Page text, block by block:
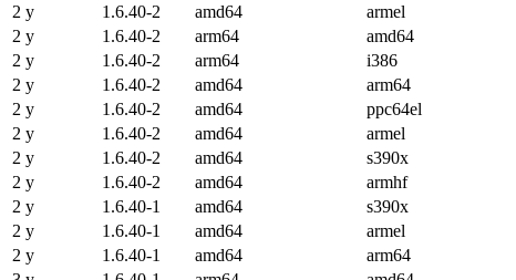
2 y
1.6.40-2 amd64 armel
2 y
1.6.40-2 arm64 amd64
2 y
1.6.40-2 arm64 i386
2 y
1.6.40-2 amd64 arm64
2 y
1.6.40-2 amd64 ppc64el
2 y
1.6.40-2 amd64 armel
2 y
1.6.40-2 amd64 s390x
2 y
1.6.40-2 amd64 armhf
2 y
1.6.40-1 amd64 s390x
2 y
1.6.40-1 amd64 armel
2 y
1.6.40-1 amd64 arm64